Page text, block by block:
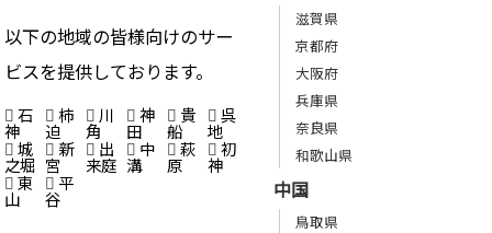
以下の地域の皆様向けのサー
ビスを提供しております。
石
神
柿
迫
川
角
神
田
貴
船
呉
地
城
之堀
新
宮
出
来庭
中
溝
萩
原
初
神
東
山
平
谷
滋賀県
京都府
大阪府
兵庫県
奈良県
和歌山県
中国
鳥取県